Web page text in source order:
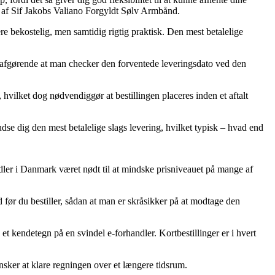
Sif Jakobs Valiano Forgyldt Sølv Armbånd.
bekostelig, men samtidig rigtig praktisk. Den mest betalelige
at man checker den forventede leveringsdato ved den
dog nødvendiggør at bestillingen placeres inden et aftalt
dig den mest betalelige slags levering, hvilket typisk – hvad end
i Danmark været nødt til at mindske prisniveauet på mange af
du bestiller, sådan at man er skråsikker på at modtage den
kendetegn på en svindel e-forhandler. Kortbestillinger er i hvert
at klare regningen over et længere tidsrum.